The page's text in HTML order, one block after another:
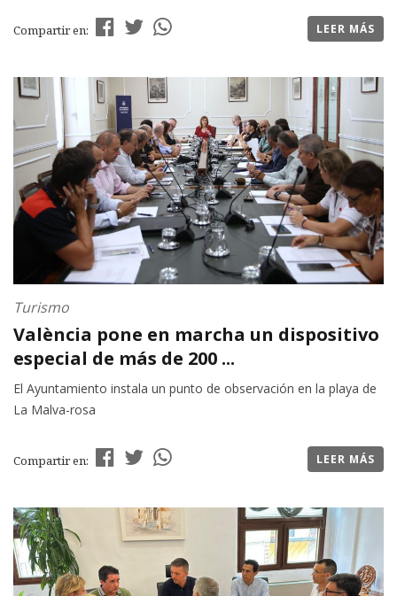
Compartir en: LEER MÁS
Turismo
València pone en marcha un dispositivo
especial de más de 200 ...
El Ayuntamiento instala un punto de observación en la playa de
La Malva-rosa
Compartir en: LEER MÁS